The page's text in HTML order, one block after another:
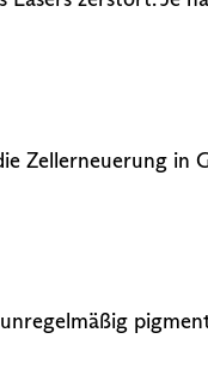
Zellerneuerung in